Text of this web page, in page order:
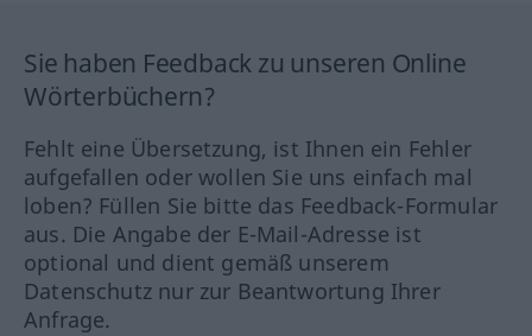
Sie haben Feedback zu unseren Online
Wörterbüchern?
Fehlt eine Übersetzung, ist Ihnen ein Fehler
aufgefallen oder wollen Sie uns einfach mal
loben? Füllen Sie bitte das Feedback-Formular
aus. Die Angabe der E-Mail-Adresse ist
optional und dient gemäß unserem
Datenschutz nur zur Beantwortung Ihrer
Anfrage.